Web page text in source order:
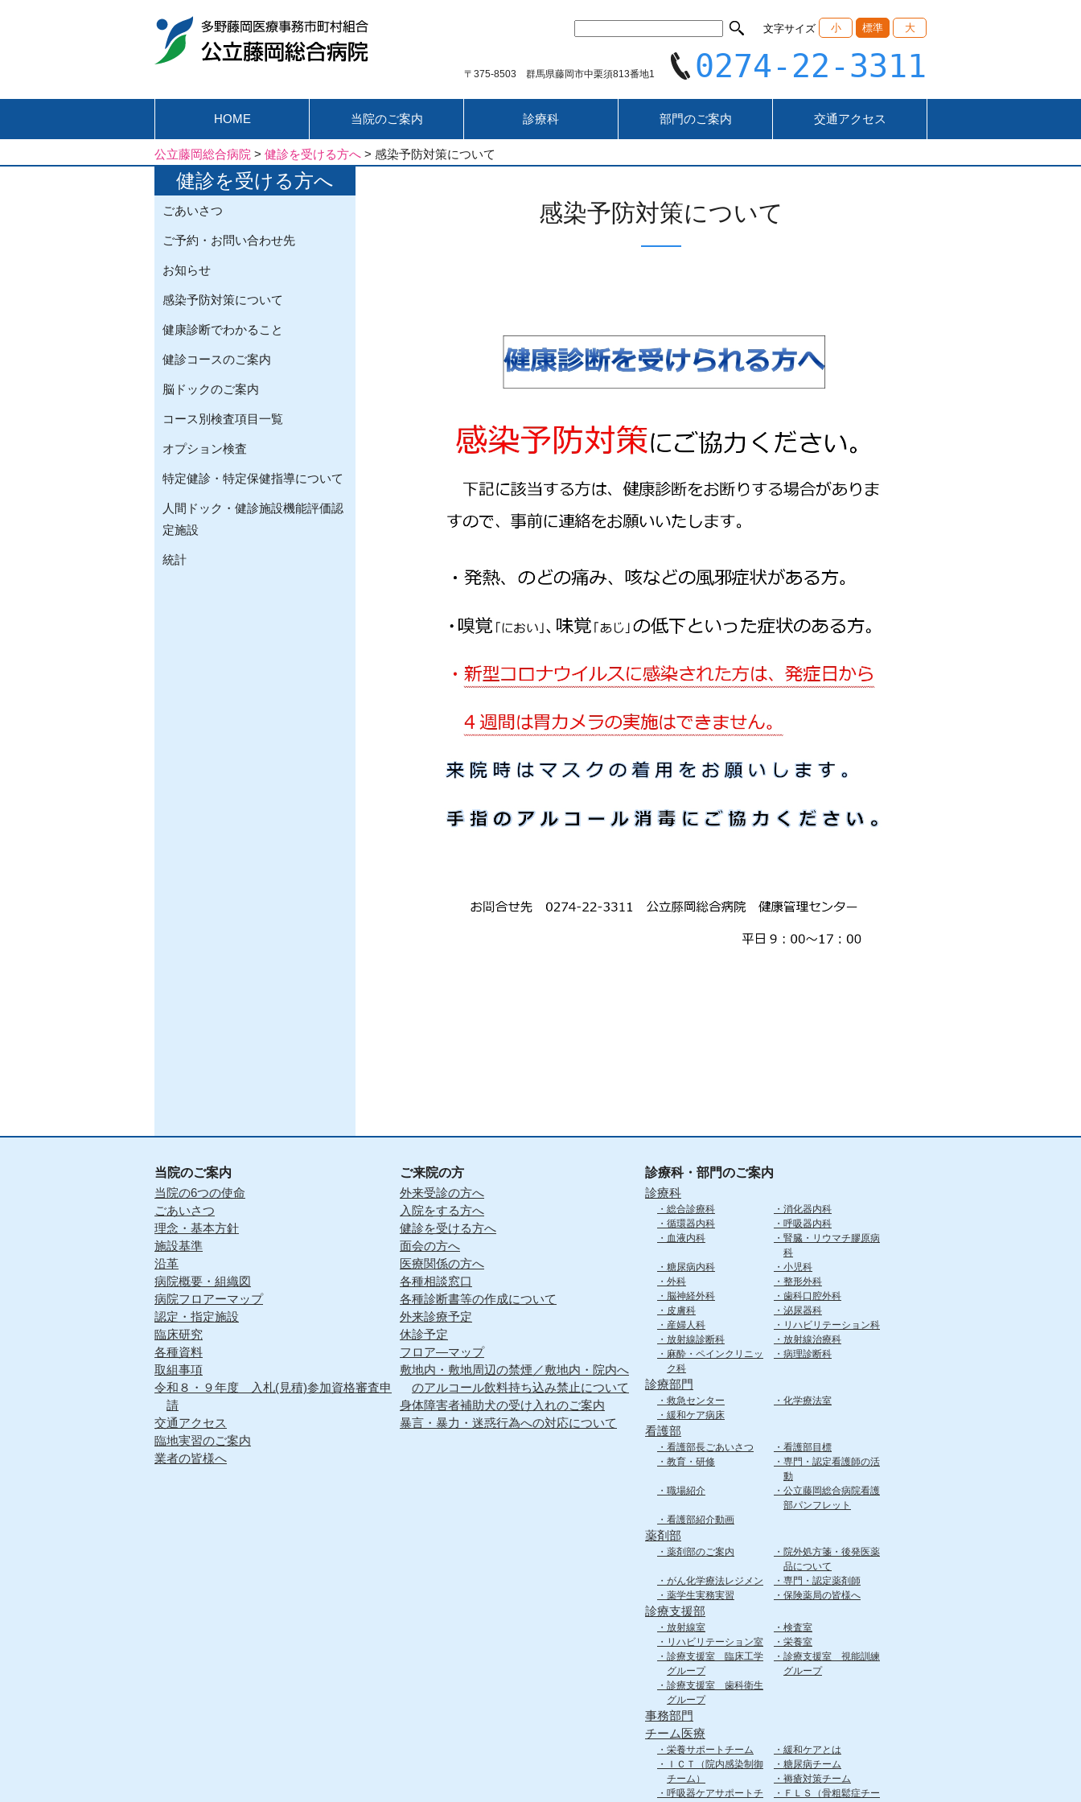
文字サイズ 小 標準 大
〒375-8503 群馬県藤岡市中栗須813番地1 0274-22-3311
HOME 当院のご案内 診療科 部門のご案内 交通アクセス
公立藤岡総合病院 > 健診を受ける方へ > 感染予防対策について
健診を受ける方へ
ごあいさつ
ご予約・お問い合わせ先
お知らせ
感染予防対策について
健康診断でわかること
健診コースのご案内
脳ドックのご案内
コース別検査項目一覧
オプション検査
特定健診・特定保健指導について
人間ドック・健診施設機能評価認
定施設
統計
感染予防対策について
当院のご案内
当院の6つの使命
ごあいさつ
理念・基本方針
施設基準
沿革
病院概要・組織図
病院フロアーマップ
認定・指定施設
臨床研究
各種資料
取組事項
令和８・９年度 入札(見積)参加資格審査申
請
交通アクセス
臨地実習のご案内
業者の皆様へ
ご来院の方
外来受診の方へ
入院をする方へ
健診を受ける方へ
面会の方へ
医療関係の方へ
各種相談窓口
各種診断書等の作成について
外来診療予定
休診予定
フロア―マップ
敷地内・敷地周辺の禁煙／敷地内・院内へ
のアルコール飲料持ち込み禁止について
身体障害者補助犬の受け入れのご案内
暴言・暴力・迷惑行為への対応について
診療科・部門のご案内
診療科
総合診療科
消化器内科
循環器内科
呼吸器内科
血液内科
腎臓・リウマチ膠原病
科
糖尿病内科
小児科
外科
整形外科
脳神経外科
歯科口腔外科
皮膚科
泌尿器科
産婦人科
リハビリテーション科
放射線診断科
放射線治療科
麻酔・ペインクリニッ
ク科
病理診断科
診療部門
救急センター
化学療法室
緩和ケア病床
看護部
看護部長ごあいさつ
看護部目標
教育・研修
専門・認定看護師の活
動
職場紹介
公立藤岡総合病院看護
部パンフレット
看護部紹介動画
薬剤部
薬剤部のご案内
院外処方箋・後発医薬
品について
がん化学療法レジメン
専門・認定薬剤師
薬学生実務実習
保険薬局の皆様へ
診療支援部
放射線室
検査室
リハビリテーション室
栄養室
診療支援室 臨床工学
グループ
診療支援室 視能訓練
グループ
診療支援室 歯科衛生
グループ
事務部門
チーム医療
栄養サポートチーム
緩和ケアとは
ＩＣＴ（院内感染制御
チーム）
糖尿病チーム
褥瘡対策チーム
呼吸器ケアサポートチ
ＦＬＳ（骨粗鬆症チー